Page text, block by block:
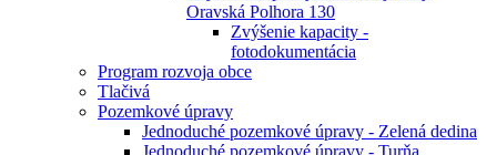
Oravská Polhora 130
Zvýšenie kapacity -
fotodokumentácia
Program rozvoja obce
Tlačivá
Pozemkové úpravy
Jednoduché pozemkové úpravy - Zelená dedina
Jednoduché pozemkové úpravy - Turňa